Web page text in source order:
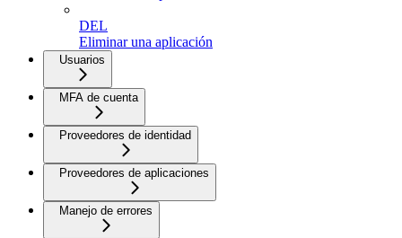
DEL
Eliminar una aplicación
Usuarios
MFA de cuenta
Proveedores de identidad
Proveedores de aplicaciones
Manejo de errores